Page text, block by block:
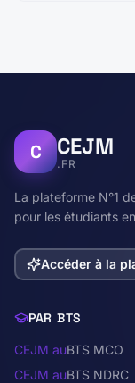
C CEJM
.FR
La plateforme N°1
pour les étudiants
Accéder à la
PAR BTS
CEJM auBTS MCO
CEJM auBTS NDRC